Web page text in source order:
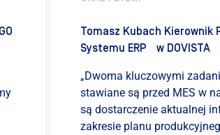
Tomasz Kubach Kierownik
Systemu ERP w DOVISTA
„Dwoma kluczowymi
stawiane są przed MES w
są dostarczenie aktualnej
zakresie planu